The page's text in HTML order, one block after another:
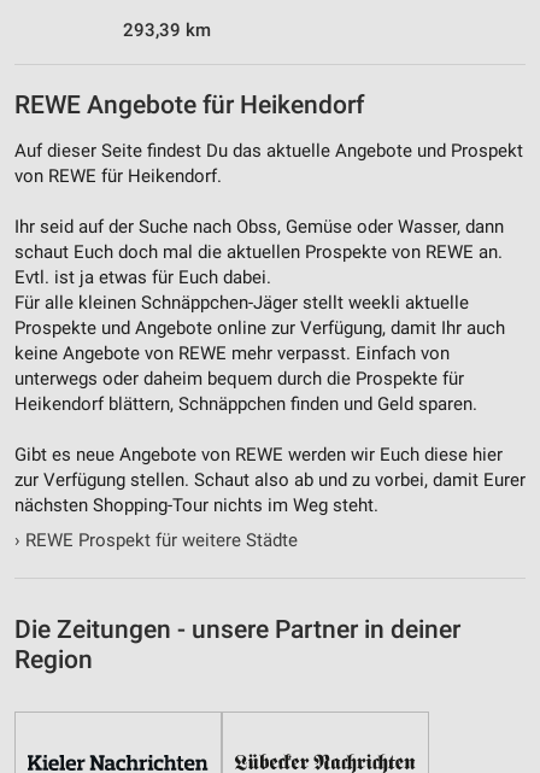
293,39 km
REWE Angebote für Heikendorf
Auf dieser Seite findest Du das aktuelle Angebote und Prospekt
von REWE für Heikendorf.
Ihr seid auf der Suche nach Obss, Gemüse oder Wasser, dann
schaut Euch doch mal die aktuellen Prospekte von REWE an.
Evtl. ist ja etwas für Euch dabei.
Für alle kleinen Schnäppchen-Jäger stellt weekli aktuelle
Prospekte und Angebote online zur Verfügung, damit Ihr auch
keine Angebote von REWE mehr verpasst. Einfach von
unterwegs oder daheim bequem durch die Prospekte für
Heikendorf blättern, Schnäppchen finden und Geld sparen.
Gibt es neue Angebote von REWE werden wir Euch diese hier
zur Verfügung stellen. Schaut also ab und zu vorbei, damit Eurer
nächsten Shopping-Tour nichts im Weg steht.
› REWE Prospekt für weitere Städte
Die Zeitungen - unsere Partner in deiner
Region